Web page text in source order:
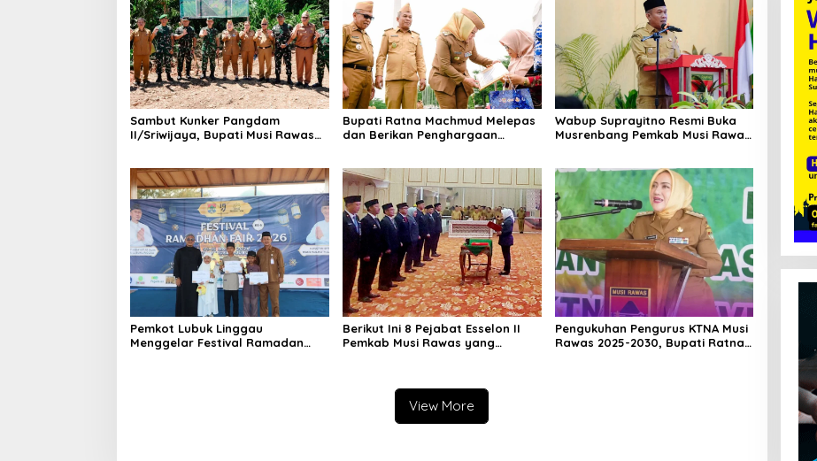
Sambut Kunker Pangdam
II/Sriwijaya, Bupati Musi Rawas
947/Pangeran Amin
Bupati Ratna Machmud Melepas
dan Berikan Penghargaan
Wabup Suprayitno Resmi Buka
Musrenbang Pemkab Musi Rawas
Pemkot Lubuk Linggau
Menggelar Festival Ramadan
Berikut Ini 8 Pejabat Esselon II
Pemkab Musi Rawas yang
Pengukuhan Pengurus KTNA Musi
Rawas 2025-2030, Bupati Ratna
View More